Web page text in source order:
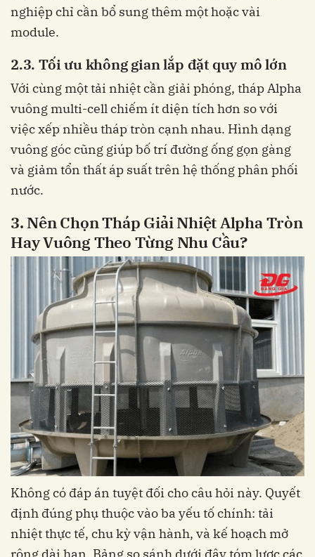
nghiệp chỉ cần bổ sung thêm một hoặc vài
module.
2.3. Tối ưu không gian lắp đặt quy mô lớn
Với cùng một tải nhiệt cần giải phóng, tháp Alpha
vuông multi-cell chiếm ít diện tích hơn so với
việc xếp nhiều tháp tròn cạnh nhau. Hình dạng
vuông góc cũng giúp bố trí đường ống gọn gàng
và giảm tổn thất áp suất trên hệ thống phân phối
nước.
3. Nên Chọn Tháp Giải Nhiệt Alpha Tròn
Hay Vuông Theo Từng Nhu Cầu?
Không có đáp án tuyệt đối cho câu hỏi này. Quyết
định đúng phụ thuộc vào ba yếu tố chính: tải
nhiệt thực tế, chu kỳ vận hành, và kế hoạch mở